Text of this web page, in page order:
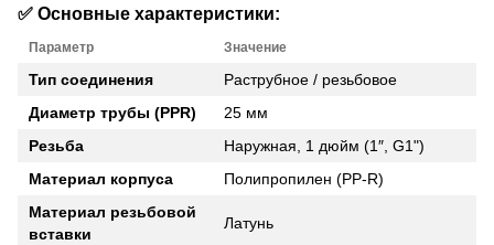
✅ Основные характеристики:
Параметр Значение
Тип соединения
Раструбное / резьбовое
Диаметр трубы (PPR)
25 мм
Резьба
Наружная, 1 дюйм (1″, G1")
Материал корпуса
Полипропилен (PP-R)
Материал резьбовой
вставки
Латунь